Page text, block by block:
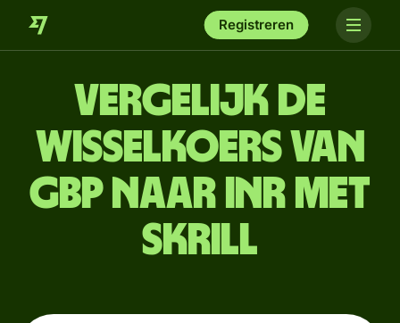
Registreren
Vergelijk de
wisselkoers van
GBP naar INR met
Skrill